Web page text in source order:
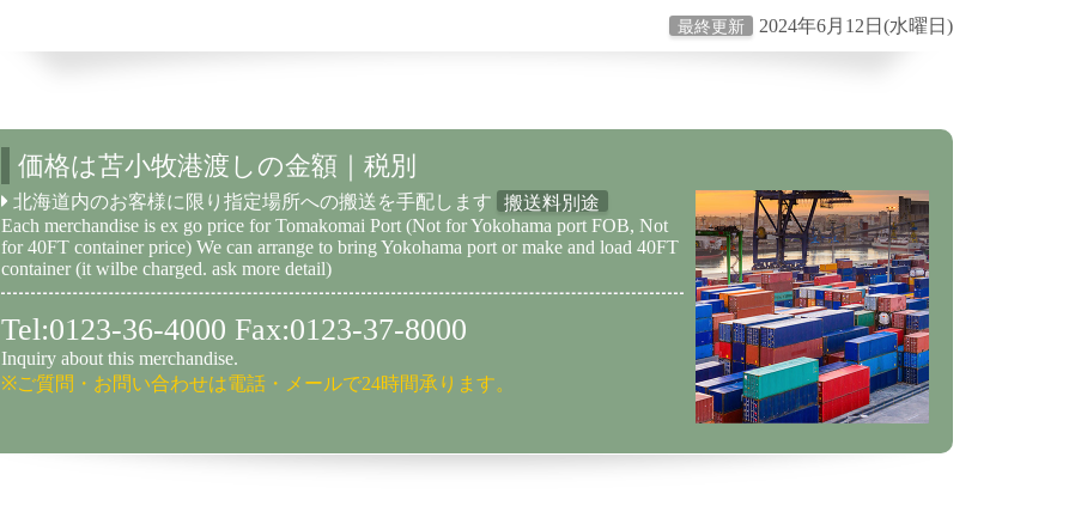
最終更新 2024年6月12日(水曜日)
価格は苫小牧港渡しの金額｜税別
北海道内のお客様に限り指定場所への搬送を手配します
搬送料別途
Each merchandise is ex go price for Tomakomai Port (Not for Yokohama port FOB, Not
for 40FT container price) We can arrange to bring Yokohama port or make and load 40FT
container (it wilbe charged. ask more detail)
Tel:0123-36-4000 Fax:0123-37-8000
Inquiry about this merchandise.
※ご質問・お問い合わせは電話・メールで24時間承ります。